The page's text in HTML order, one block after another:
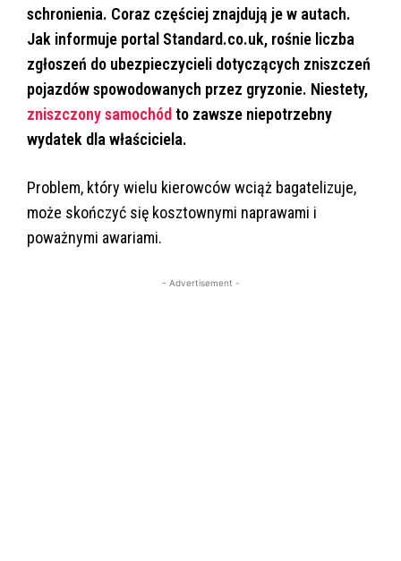
schronienia. Coraz częściej znajdują je w autach.
Jak informuje portal Standard.co.uk, rośnie liczba
zgłoszeń do ubezpieczycieli dotyczących zniszczeń
pojazdów spowodowanych przez gryzonie. Niestety,
zniszczony samochód to zawsze niepotrzebny
wydatek dla właściciela.
Problem, który wielu kierowców wciąż bagatelizuje,
może skończyć się kosztownymi naprawami i
poważnymi awariami.
- Advertisement -